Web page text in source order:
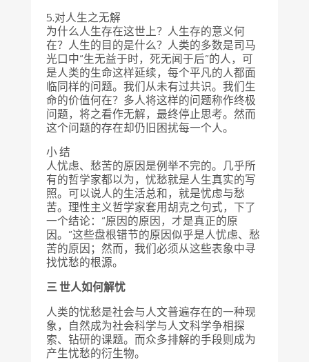
5.对人生之无解
为什么人生存在这世上？人生存的意义何
在？人生的目的是什么？人类的多数是司马
光口中“生无益于时，死无闻于后”的人，可
是人类的生命这样延续，每个平凡的人都面
临同样的问题。我们从未有过共识。我们生
命的价值何在？多人将这样的问题称作终极
问题，将之看作无解，最终停止思考。然而
这个问题的存在却仍旧困扰每一个人。
小 结
人忧虑、愁苦的原因是例举不完的。几乎所
有的哲学家都以为，忧愁就是人生真实的写
照。可以说人的生活总和，就是忧虑与愁
苦。理性主义哲学家套用胡克之句式，下了
一个结论：“原因的原因，才是真正的原
因。”这些盘根错节的原因似乎是人忧虑、愁
苦的原因；然而，我们必须从这些表象中寻
找忧愁的根源。
三 世人如何解忧
人类的忧愁是社会与人文普遍存在的一种现
象，自然成为社会科学与人文科学争相探
索、钻研的课题。而众多排解的手段则成为
产生忧愁的衍生物。